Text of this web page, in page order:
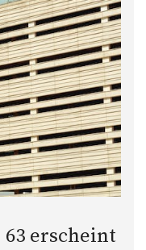
63 erscheint